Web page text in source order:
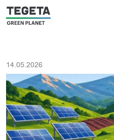
14.05.2026